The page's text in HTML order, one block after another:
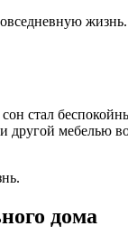
стал
мебелью
дома